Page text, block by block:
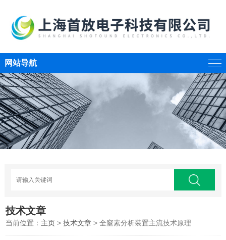
网站导航
技术文章
当前位置： 主页 >技术文章 > 全窒素分析装置主流技术原理